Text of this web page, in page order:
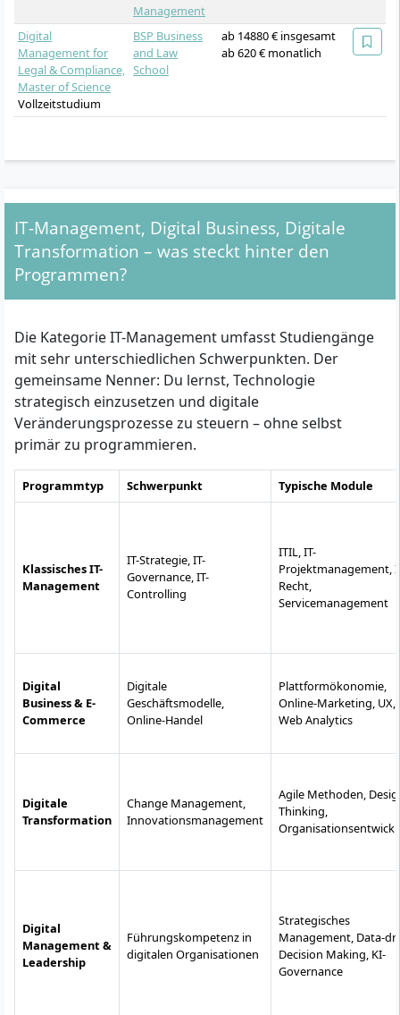
Management
Digital
Management for
Legal & Compliance,
Master of Science
Vollzeitstudium
BSP Business
and Law
School
ab 14880 € insgesamt
ab 620 € monatlich
IT-Management, Digital Business, Digitale
Transformation – was steckt hinter den
Programmen?
Die Kategorie IT-Management umfasst Studiengänge
mit sehr unterschiedlichen Schwerpunkten. Der
gemeinsame Nenner: Du lernst, Technologie
strategisch einzusetzen und digitale
Veränderungsprozesse zu steuern – ohne selbst
primär zu programmieren.
Programmtyp Schwerpunkt Typische Module
Klassisches IT-
Management
IT-Strategie, IT-
Governance, IT-
Controlling
ITIL, IT-
Projektmanagement,
Recht,
Servicemanagement
Digital
Business & E-
Commerce
Digitale
Geschäftsmodelle,
Online-Handel
Plattformökonomie,
Online-Marketing, UX,
Web Analytics
Digitale
Transformation
Change Management,
Innovationsmanagement
Agile Methoden,
Thinking,
Digital
Management &
Leadership
Führungskompetenz in
digitalen Organisationen
Strategisches
Management, Data-
Decision Making, KI-
Governance